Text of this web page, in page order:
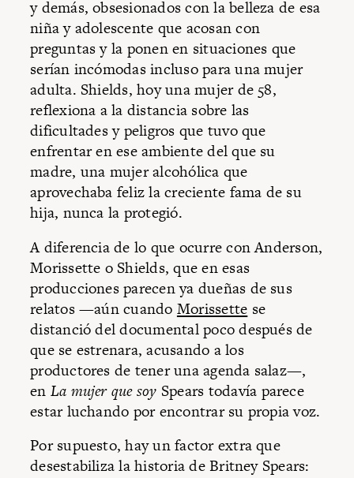
y demás, obsesionados con la belleza de esa
niña y adolescente que acosan con
preguntas y la ponen en situaciones que
serían incómodas incluso para una mujer
adulta. Shields, hoy una mujer de 58,
reflexiona a la distancia sobre las
dificultades y peligros que tuvo que
enfrentar en ese ambiente del que su
madre, una mujer alcohólica que
aprovechaba feliz la creciente fama de su
hija, nunca la protegió.
A diferencia de lo que ocurre con Anderson,
Morissette o Shields, que en esas
producciones parecen ya dueñas de sus
relatos —aún cuando Morissette se
distanció del documental poco después de
que se estrenara, acusando a los
productores de tener una agenda salaz—,
en La mujer que soy Spears todavía parece
estar luchando por encontrar su propia voz.
Por supuesto, hay un factor extra que
desestabiliza la historia de Britney Spears: